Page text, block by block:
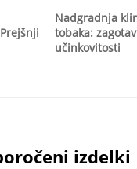
Prejšnji
Nadgradnja
tobaka:
učinkovitosti
izdelki